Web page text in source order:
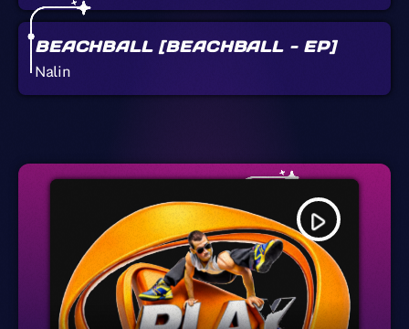
BEACHBALL [BEACHBALL - EP]
Nalin
play_arrow